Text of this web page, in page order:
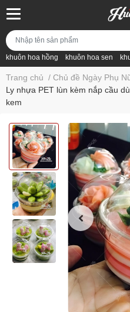
khuôn hoa hồng khuôn hoa sen
Trang chủ / Chủ đề Ngày Phụ
Ly nhựa PET lùn kèm nắp cầu
kem